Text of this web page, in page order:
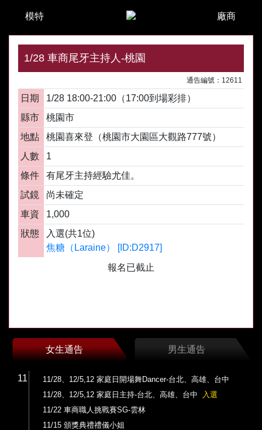
模特 廠商
女生通告 男生通告
11
11/28、12/5,12 家庭日開場舞Dancer-台北、高雄、台中
11/28、12/5,12 家庭日主持-台北、高雄、台中
入選
11/22 車商職人挑戰賽SG-雲林
11/15 頒獎典禮禮儀小姐
1/28 車商尾牙主持人-桃園
通告編號：12611
日期
1/28 18:00-21:00（17:00到場彩排）
縣市
桃園市
地點
桃園喜來登（桃園市大園區大觀路777號）
人數
1
條件
有尾牙主持經驗尤佳。
試鏡
尚未確定
車資
1,000
狀態
入選(共1位)
焦糖（Laraine） [ID:D2917]
報名已截止